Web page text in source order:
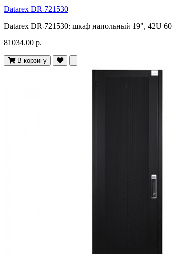
Datarex DR-721530
Datarex DR-721530: шкаф напольный 19", 42U
81034.00 р.
В корзину